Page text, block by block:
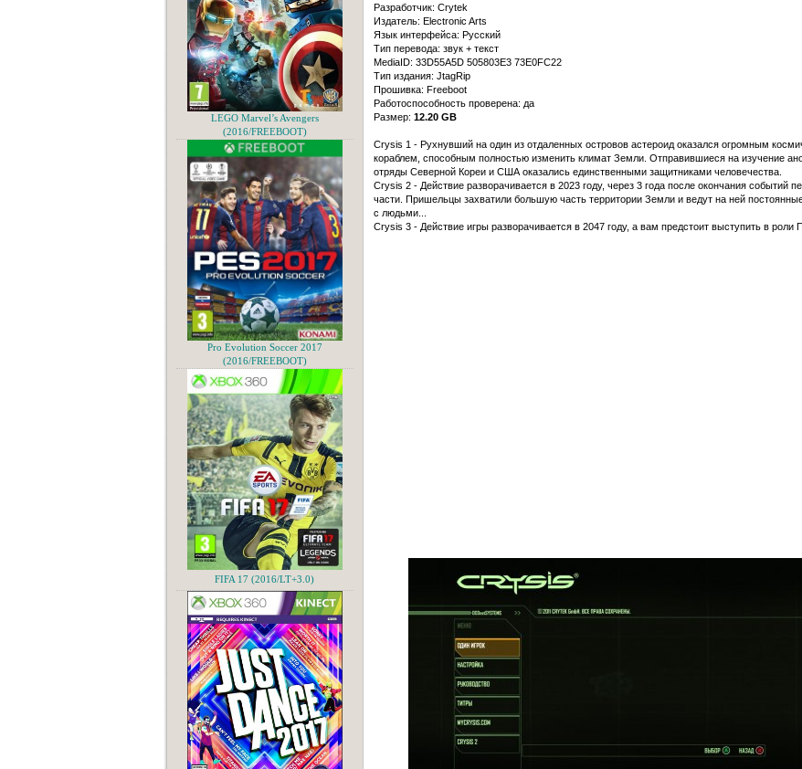
Разработчик: Crytek
Издатель: Electronic Arts
Язык интерфейса: Русский
Тип перевода: звук + текст
MediaID: 33D55A5D 505803E3 73E0FC22
Тип издания: JtagRip
Прошивка: Freeboot
Работоспособность проверена: да
Размер: 12.20 GB
Crysis 1 - Рухнувший на один из отдаленных островов астероид оказался огромным
кораблем, способным полностью изменить климат Земли. Отправившиеся на изучение
отряды Северной Кореи и США оказались единственными защитниками человечества.
Crysis 2 - Действие разворачивается в 2023 году, через 3 года после окончания событий
части. Пришельцы захватили большую часть территории Земли и ведут на ней
с людьми...
Crysis 3 - Действие игры разворачивается в 2047 году, а вам предстоит выступить в роли
LEGO Marvel’s Avengers
(2016/FREEBOOT)
Pro Evolution Soccer 2017
(2016/FREEBOOT)
FIFA 17 (2016/LT+3.0)